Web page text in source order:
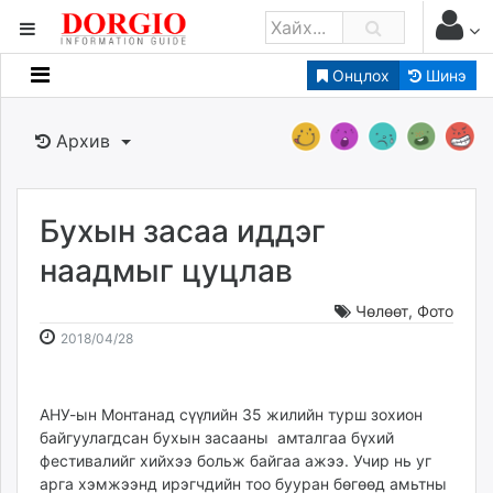
Онцлох Шинэ
Мэдээллийн
Банк санхүү
Бизнес ААН
Төрийн
Нийслэлийн
Gogo.mn
zindaa.mn
Baabar.mn
tovch.mn
Архив
Бухын засаа иддэг
наадмыг цуцлав
Чөлөөт, Фото
2018/04/282018-
15:02:40
2026-
09:50:49
АНУ-ын Монтанад сүүлийн 35 жилийн турш зохион
байгуулагдсан бухын засааны амталгаа бүхий
фестивалийг хийхээ больж байгаа ажээ. Учир нь уг
арга хэмжээнд ирэгчдийн тоо бууран бөгөөд амьтны